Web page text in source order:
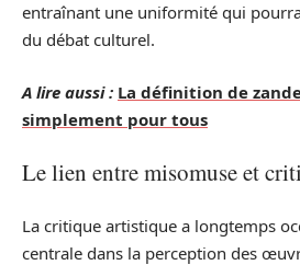
entraînant une uniformité qui
du débat culturel.
A lire aussi : La définition de
simplement pour tous
Le lien entre misomuse et
La critique artistique a longtemps
centrale dans la perception des